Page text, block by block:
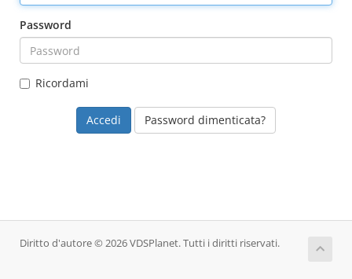
Password
Ricordami
Password dimenticata?
Diritto d'autore © 2026 VDSPlanet. Tutti i diritti riservati.